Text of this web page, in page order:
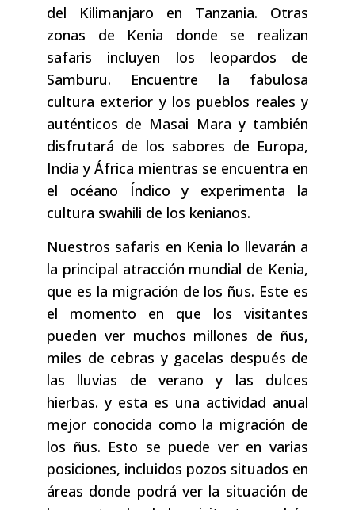
del Kilimanjaro en Tanzania. Otras
zonas de Kenia donde se realizan
safaris incluyen los leopardos de
Samburu. Encuentre la fabulosa
cultura exterior y los pueblos reales y
auténticos de Masai Mara y también
disfrutará de los sabores de Europa,
India y África mientras se encuentra en
el océano Índico y experimenta la
cultura swahili de los kenianos.
Nuestros safaris en Kenia lo llevarán a
la principal atracción mundial de Kenia,
que es la migración de los ñus. Este es
el momento en que los visitantes
pueden ver muchos millones de ñus,
miles de cebras y gacelas después de
las lluvias de verano y las dulces
hierbas. y esta es una actividad anual
mejor conocida como la migración de
los ñus. Esto se puede ver en varias
posiciones, incluidos pozos situados en
áreas donde podrá ver la situación de